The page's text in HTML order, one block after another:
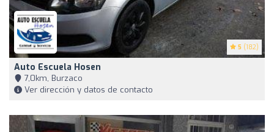
5 (182)
Auto Escuela Hosen
7,0km, Burzaco
Ver dirección y datos de contacto